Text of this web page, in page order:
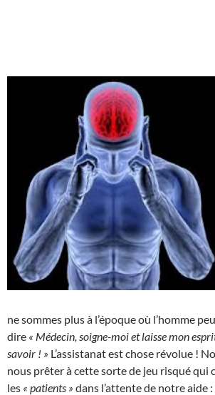
ne sommes plus à l’époque où l’homme
dire « Médecin, soigne-moi et laisse mon
savoir ! » L’assistanat est chose révolue !
nous prêter à cette sorte de jeu risqué qui
les « patients » dans l’attente de notre aide :